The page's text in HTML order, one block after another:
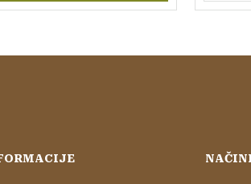
proizvod ima više varijanti. Opcije se mogu